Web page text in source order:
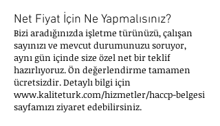
Net Fiyat İçin Ne Yapmalısınız?
Bizi aradığınızda işletme türünüzü, çalışan
sayınızı ve mevcut durumunuzu soruyor,
aynı gün içinde size özel net bir teklif
hazırlıyoruz. Ön değerlendirme tamamen
ücretsizdir. Detaylı bilgi için
www.kaliteturk.com/hizmetler/haccp-belgesi
sayfamızı ziyaret edebilirsiniz.